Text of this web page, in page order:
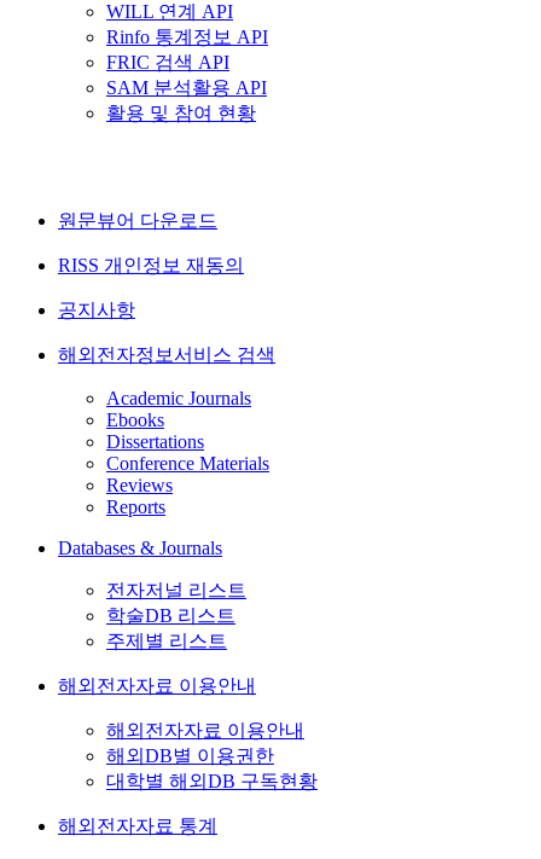
WILL 연계 API
Rinfo 통계정보 API
FRIC 검색 API
SAM 분석활용 API
활용 및 참여 현황
원문뷰어 다운로드
RISS 개인정보 재동의
공지사항
해외전자정보서비스 검색
Academic Journals
Ebooks
Dissertations
Conference Materials
Reviews
Reports
Databases & Journals
전자저널 리스트
학술DB 리스트
주제별 리스트
해외전자자료 이용안내
해외전자자료 이용안내
해외DB별 이용권한
대학별 해외DB 구독현황
해외전자자료 통계